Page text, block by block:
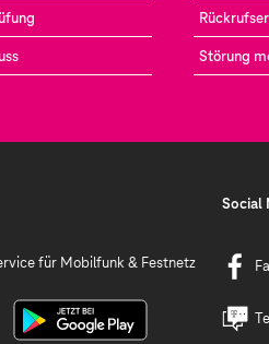
Störung
für Mobilfunk & Festnetz
Social